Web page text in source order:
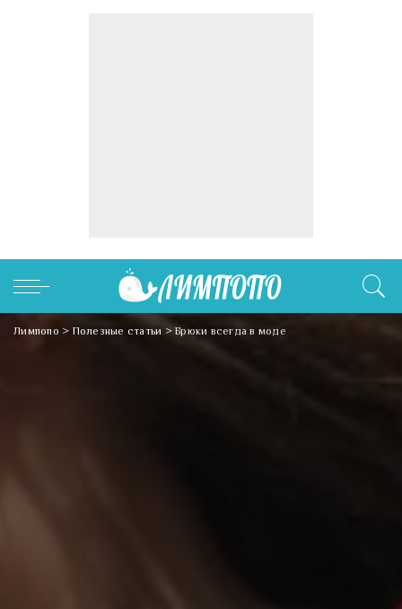
Лимпопо > Полезные статьи >Брюки всегда в моде